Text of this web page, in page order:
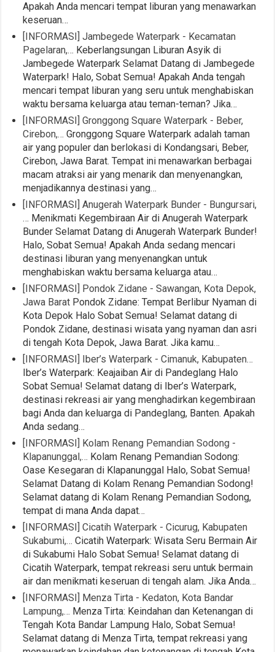
Apakah Anda mencari tempat liburan yang menawarkan
keseruan…
[INFORMASI] Jambegede Waterpark - Kecamatan
Pagelaran,… Keberlangsungan Liburan Asyik di
Jambegede Waterpark Selamat Datang di Jambegede
Waterpark! Halo, Sobat Semua! Apakah Anda tengah
mencari tempat liburan yang seru untuk menghabiskan
waktu bersama keluarga atau teman-teman? Jika…
[INFORMASI] Gronggong Square Waterpark - Beber,
Cirebon,… Gronggong Square Waterpark adalah taman
air yang populer dan berlokasi di Kondangsari, Beber,
Cirebon, Jawa Barat. Tempat ini menawarkan berbagai
macam atraksi air yang menarik dan menyenangkan,
menjadikannya destinasi yang…
[INFORMASI] Anugerah Waterpark Bunder - Bungursari,
… Menikmati Kegembiraan Air di Anugerah Waterpark
Bunder Selamat Datang di Anugerah Waterpark Bunder!
Halo, Sobat Semua! Apakah Anda sedang mencari
destinasi liburan yang menyenangkan untuk
menghabiskan waktu bersama keluarga atau…
[INFORMASI] Pondok Zidane - Sawangan, Kota Depok,
Jawa Barat Pondok Zidane: Tempat Berlibur Nyaman di
Kota Depok Halo Sobat Semua! Selamat datang di
Pondok Zidane, destinasi wisata yang nyaman dan asri
di tengah Kota Depok, Jawa Barat. Jika kamu…
[INFORMASI] Iber’s Waterpark - Cimanuk, Kabupaten…
Iber’s Waterpark: Keajaiban Air di Pandeglang Halo
Sobat Semua! Selamat datang di Iber’s Waterpark,
destinasi rekreasi air yang menghadirkan kegembiraan
bagi Anda dan keluarga di Pandeglang, Banten. Apakah
Anda sedang…
[INFORMASI] Kolam Renang Pemandian Sodong -
Klapanunggal,… Kolam Renang Pemandian Sodong:
Oase Kesegaran di Klapanunggal Halo, Sobat Semua!
Selamat Datang di Kolam Renang Pemandian Sodong!
Selamat datang di Kolam Renang Pemandian Sodong,
tempat di mana Anda dapat…
[INFORMASI] Cicatih Waterpark - Cicurug, Kabupaten
Sukabumi,… Cicatih Waterpark: Wisata Seru Bermain Air
di Sukabumi Halo Sobat Semua! Selamat datang di
Cicatih Waterpark, tempat rekreasi seru untuk bermain
air dan menikmati keseruan di tengah alam. Jika Anda…
[INFORMASI] Menza Tirta - Kedaton, Kota Bandar
Lampung,… Menza Tirta: Keindahan dan Ketenangan di
Tengah Kota Bandar Lampung Halo, Sobat Semua!
Selamat datang di Menza Tirta, tempat rekreasi yang